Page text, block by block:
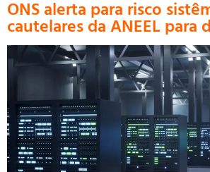
ONS alerta para risco
cautelares da ANEEL para